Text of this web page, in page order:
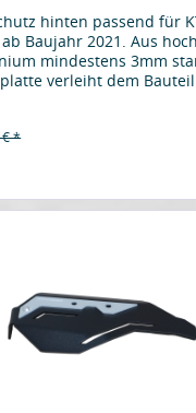
hinten passend für
Baujahr 2021. Aus
mindestens 3mm
verleiht dem
€ *